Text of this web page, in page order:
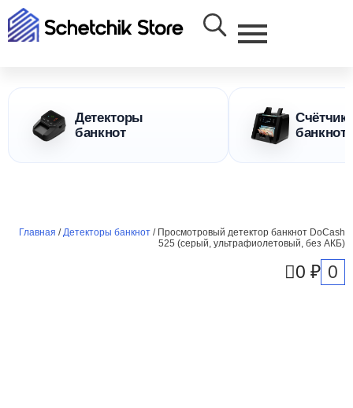
Детекторы
банкнот
банкнот
Главная /Детекторы банкнот / Просмотровый детектор банкнот DoCash
525 (серый, ультрафиолетовый, без АКБ)
0 ₽ 0